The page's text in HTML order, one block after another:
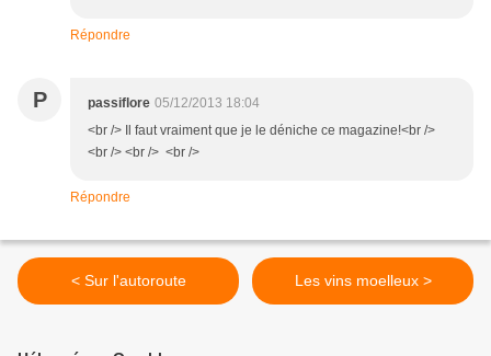
Répondre
P passiflore 05/12/2013 18:04
<br /> Il faut vraiment que je le déniche ce magazine!<br />
<br /> <br /> <br />
Répondre
< Sur l'autoroute Les vins moelleux >